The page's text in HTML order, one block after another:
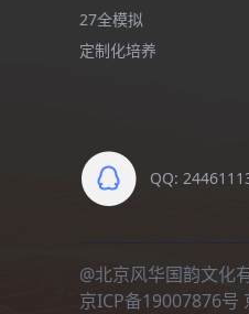
27全模拟
定制化培养
QQ:
@北京风华国韵文化
京ICP备19007876号